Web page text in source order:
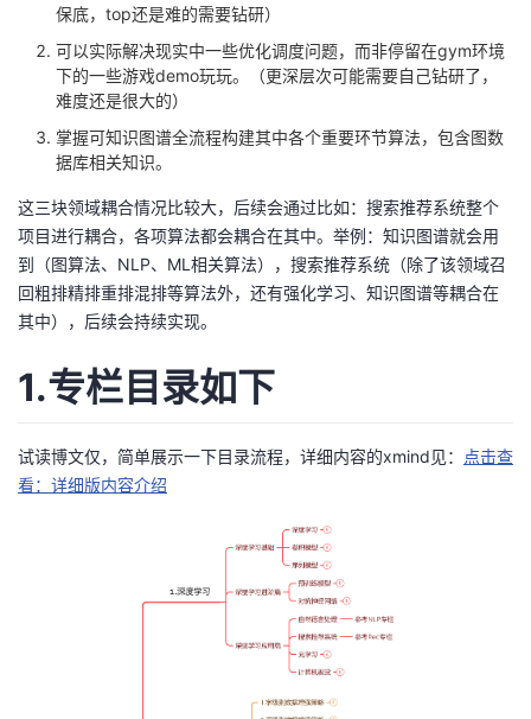
我
的
课
程
我
的
认
证
我
的
实
验
我
的
收
我
的
技
术
支
持
我
的
云
声
建
议
保底，top还是难的需要钻研）
可以实际解决现实中一些优化调度问题，而非停留在gym环境
下的一些游戏demo玩玩。（更深层次可能需要自己钻研了，
难度还是很大的）
掌握可知识图谱全流程构建其中各个重要环节算法，包含图数
据库相关知识。
这三块领域耦合情况比较大，后续会通过比如：搜索推荐系统整个
项目进行耦合，各项算法都会耦合在其中。举例：知识图谱就会用
到（图算法、NLP、ML相关算法），搜索推荐系统（除了该领域召
回粗排精排重排混排等算法外，还有强化学习、知识图谱等耦合在
其中），后续会持续实现。
1.专栏目录如下
试读博文仅，简单展示一下目录流程，详细内容的xmind见：
点击查
看：详细版内容介绍